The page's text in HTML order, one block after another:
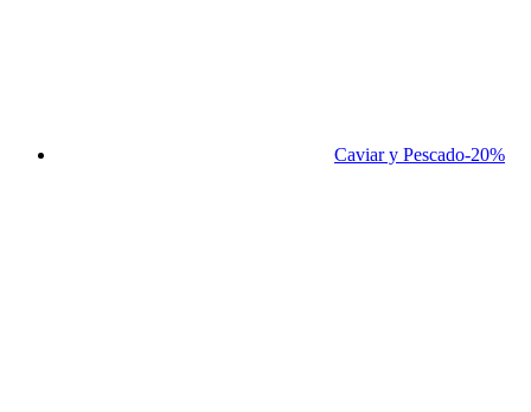
Caviar y Pescado-20%